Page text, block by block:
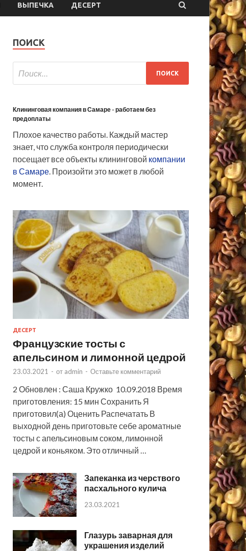
ВЫПЕЧКА ДЕСЕРТ
ПОИСК
Клининговая компания в Самаре - работаем без
предоплаты
Плохое качество работы. Каждый мастер
знает, что служба контроля периодически
посещает все объекты клининговой компании
в Самаре. Произойти это может в любой
момент.
ДЕСЕРТ
Французские тосты с
апельсином и лимонной цедрой
23.03.2021 - от admin - Оставьте комментарий
2 Обновлен : Саша Кружко 10.09.2018 Время
приготовления: 15 мин Сохранить Я
приготовил(а) Оценить Распечатать В
выходной день приготовьте себе ароматные
тосты с апельсиновым соком, лимонной
цедрой и коньяком. Это отличный …
Запеканка из черствого
пасхального кулича
23.03.2021
Глазурь заварная для
украшения изделий